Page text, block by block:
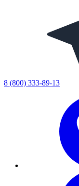
8 (800) 333-89-13